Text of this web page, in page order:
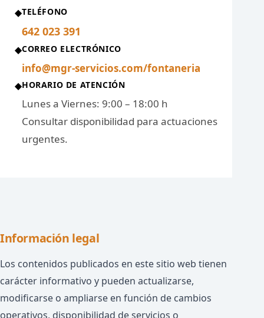
◆TELÉFONO
642 023 391
◆CORREO ELECTRÓNICO
info@mgr-servicios.com/fontaneria
◆HORARIO DE ATENCIÓN
Lunes a Viernes: 9:00 – 18:00 h
Consultar disponibilidad para actuaciones
urgentes.
Información legal
Los contenidos publicados en este sitio web tienen
carácter informativo y pueden actualizarse,
modificarse o ampliarse en función de cambios
operativos, disponibilidad de servicios o